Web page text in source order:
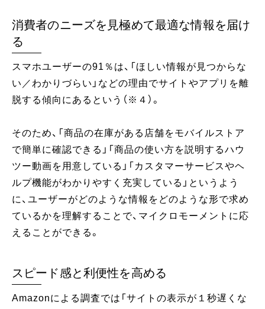
消費者のニーズを見極めて最適な情報を届け
る
スマホユーザーの91％は、「ほしい情報が見つからな
い／わかりづらい」などの理由でサイトやアプリを離
脱する傾向にあるという（※４）。
そのため、「商品の在庫がある店舗をモバイルストア
で簡単に確認できる」「商品の使い方を説明するハウ
ツー動画を用意している」「カスタマーサービスやヘ
ルプ機能がわかりやすく充実している」というよう
に、ユーザーがどのような情報をどのような形で求め
ているかを理解することで、マイクロモーメントに応
えることができる。
スピード感と利便性を高める
Amazonによる調査では「サイトの表示が１秒遅くな